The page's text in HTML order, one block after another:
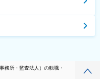
務所・監査法人）の転職・